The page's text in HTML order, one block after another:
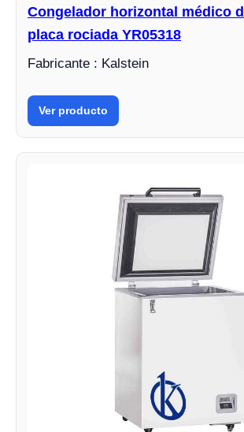
Congelador horizontal médico
placa rociada YR05318
Fabricante : Kalstein
Ver producto